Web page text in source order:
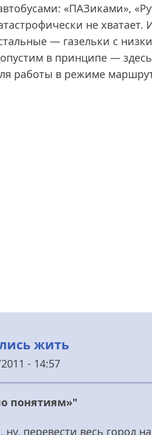
«ПАЗиками»,
не хватает.
— газельки с
в принципе — здесь
работы в режиме
жить
- 14:57
понятиям»"
перевести весь город